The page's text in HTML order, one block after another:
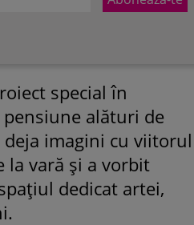
special în
pensiune alături de
deja imagini cu viitorul
la vară și a vorbit
dedicat artei,
ROMÂNEŞTI VEDETE